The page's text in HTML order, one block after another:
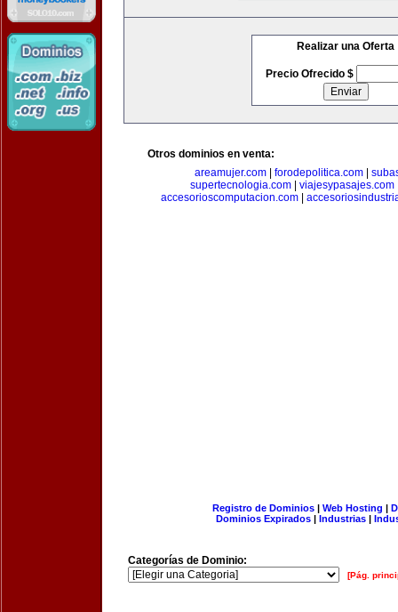
Realizar una Oferta
Precio Ofrecido $
Otros dominios en venta:
areamujer.com
forodepolitica.com
supertecnologia.com| viajesypasajes.com
accesorioscomputacion.com
Registro de Dominios| Web Hosting |
Dominios Expirados | Industrias |
Categorías de Dominio:
[Pág.